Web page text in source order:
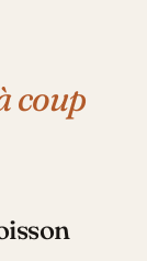
coup